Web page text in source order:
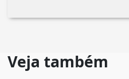
Veja também